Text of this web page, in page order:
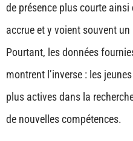
de présence plus courte ainsi
accrue et y voient souvent
Pourtant, les données
montrent l’inverse : les
plus actives dans la
de nouvelles compétences.